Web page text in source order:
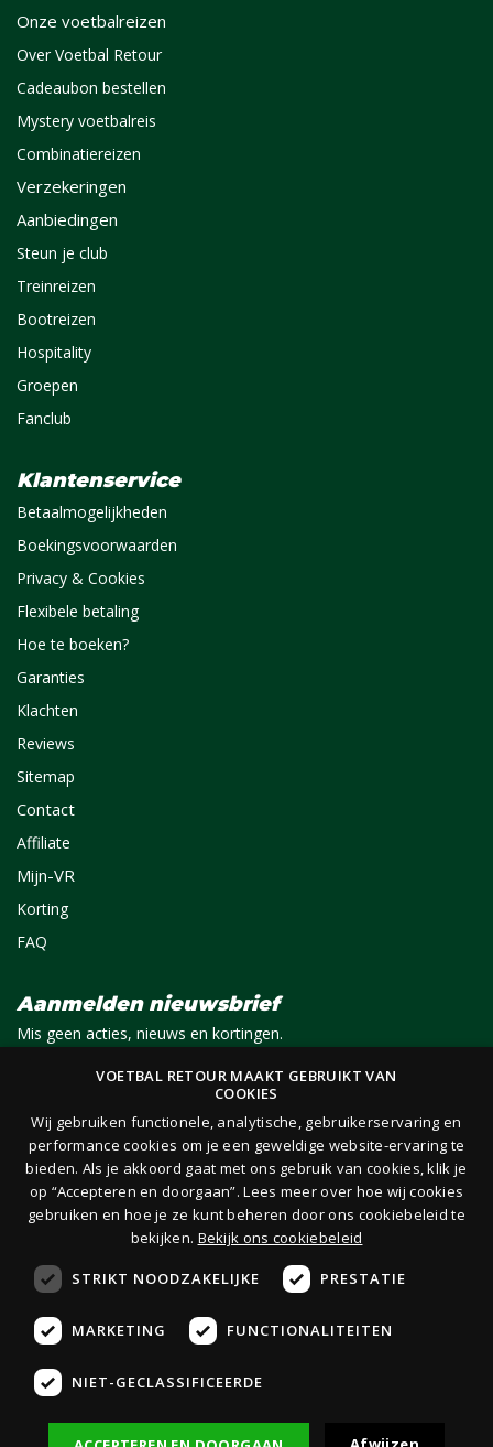
Onze voetbalreizen
Over Voetbal Retour
Cadeaubon bestellen
Mystery voetbalreis
Combinatiereizen
Verzekeringen
Aanbiedingen
Steun je club
Treinreizen
Bootreizen
Hospitality
Groepen
Fanclub
Klantenservice
Betaalmogelijkheden
Boekingsvoorwaarden
Privacy & Cookies
Flexibele betaling
Hoe te boeken?
Garanties
Klachten
Reviews
Sitemap
Contact
Affiliate
Mijn-VR
Korting
FAQ
Aanmelden nieuwsbrief
Mis geen acties, nieuws en kortingen.
Je ontvangt 1x per maand per e-mail van ons een nieuwsbrief op het door jou opgegeven
e-mailadres. Lees hier onze privacy- en cookieverklaring.
Veiligboeken
VOETBAL RETOUR MAAKT GEBRUIKT VAN
COOKIES
Wij gebruiken functionele, analytische, gebruikerservaring en
performance cookies om je een geweldige website-ervaring te
bieden. Als je akkoord gaat met ons gebruik van cookies, klik je
op “Accepteren en doorgaan”. Lees meer over hoe wij cookies
gebruiken en hoe je ze kunt beheren door ons cookiebeleid te
bekijken. Bekijk ons cookiebeleid
STRIKT NOODZAKELIJKE PRESTATIE
MARKETING FUNCTIONALITEITEN
NIET-GECLASSIFICEERDE